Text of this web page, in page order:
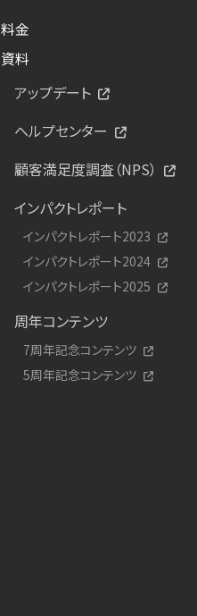
料金
資料
アップデート
ヘルプセンター
顧客満足度調査（NPS）
インパクトレポート
インパクトレポート2023
インパクトレポート2024
インパクトレポート2025
周年コンテンツ
7周年記念コンテンツ
5周年記念コンテンツ